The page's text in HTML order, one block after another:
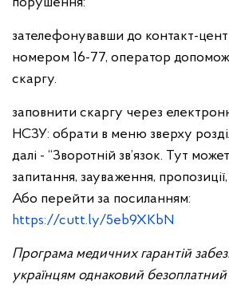
зателефонувавши до контакт-
номером 16-77, оператор
скаргу.
заповнити скаргу через
НСЗУ: обрати в меню зверху
далі - “Зворотній зв’язок. Тут
запитання, зауваження,
Або перейти за посиланням:
https://cutt.ly/5eb9XKbN
Програма медичних гарантій
українцям однаковий безоплатний